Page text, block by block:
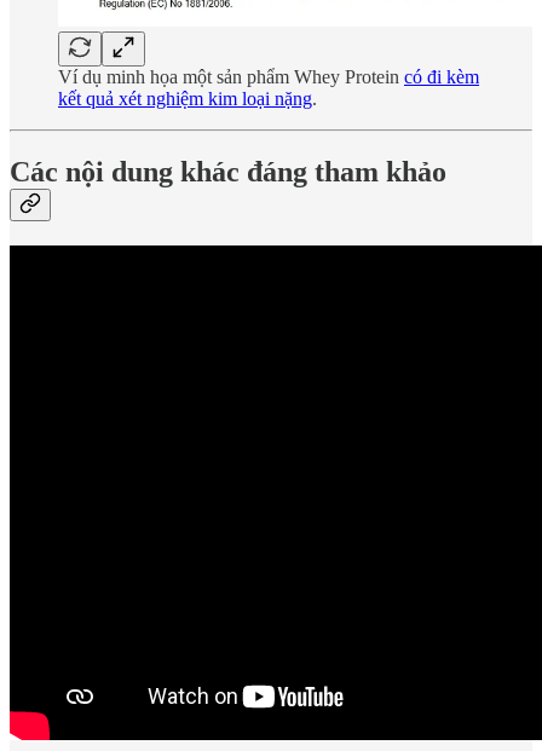
Ví dụ minh họa một sản phẩm Whey Protein có đi kèm
kết quả xét nghiệm kim loại nặng.
Các nội dung khác đáng tham khảo